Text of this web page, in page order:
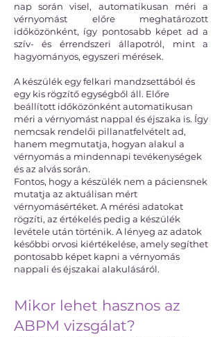
nap során visel, automatikusan méri a
vérnyomást előre meghatározott
időközönként, így pontosabb képet ad a
szív- és érrendszeri állapotról, mint a
hagyományos, egyszeri mérések.
A készülék egy felkari mandzsettából és
egy kis rögzítő egységből áll. Előre
beállított időközönként automatikusan
méri a vérnyomást nappal és éjszaka is. Így
nemcsak rendelői pillanatfelvételt ad,
hanem megmutatja, hogyan alakul a
vérnyomás a mindennapi tevékenységek
és az alvás során.
Fontos, hogy a készülék nem a páciensnek
mutatja az aktuálisan mért
vérnyomásértéket. A mérési adatokat
rögzíti, az értékelés pedig a készülék
levétele után történik. A lényeg az adatok
későbbi orvosi kiértékelése, amely segíthet
pontosabb képet kapni a vérnyomás
nappali és éjszakai alakulásáról.
Mikor lehet hasznos az
ABPM vizsgálat?